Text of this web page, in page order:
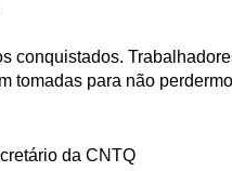
conquistados.
tomadas para não
da CNTQ